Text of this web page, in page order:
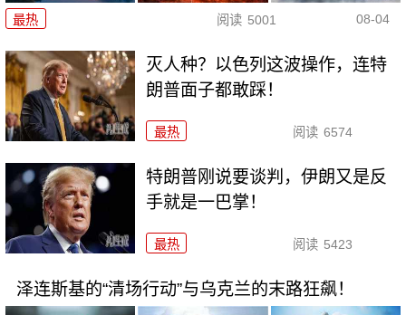
最热 阅读 5001 08-04
灭人种？以色列这波操作，连特
朗普面子都敢踩！
最热 阅读 6574
特朗普刚说要谈判，伊朗又是反
手就是一巴掌！
最热 阅读 5423
泽连斯基的“清场行动”与乌克兰的末路狂飙！